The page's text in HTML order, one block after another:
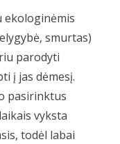
ekologinėmis
smurtas)
parodyti
į jas dėmesį.
pasirinktus
vyksta
todėl labai